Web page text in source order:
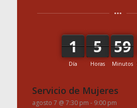
1
1
Día
5
5
Horas
59
59
Minutos
Servicio de Mujeres
agosto 7 @ 7:30 pm - 9:00 pm